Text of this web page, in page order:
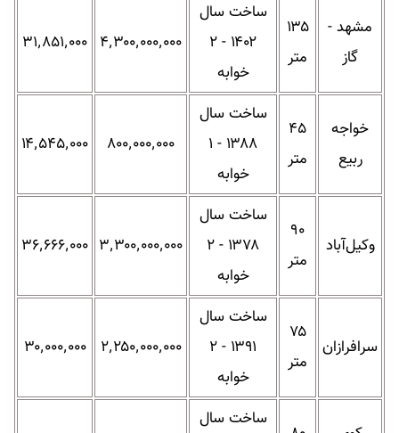
مشهد -
گاز
۱۳۵
متر
ساخت سال
۱۴۰۲ - ۲
خوابه
۴٬۳۰۰٬۰۰۰٬۰۰۰ ۳۱٬۸۵۱٬۰۰۰
خواجه
ربیع
۴۵
متر
ساخت سال
۱۳۸۸ - ۱
خوابه
۸۰۰٬۰۰۰٬۰۰۰ ۱۴٬۵۴۵٬۰۰۰
وکیل‌آباد
۹۰
متر
ساخت سال
۱۳۷۸ - ۲
خوابه
۳٬۳۰۰٬۰۰۰٬۰۰۰ ۳۶٬۶۶۶٬۰۰۰
سرافرازان
۷۵
متر
ساخت سال
۱۳۹۱ - ۲
خوابه
۲٬۲۵۰٬۰۰۰٬۰۰۰ ۳۰٬۰۰۰٬۰۰۰
ساخت سال